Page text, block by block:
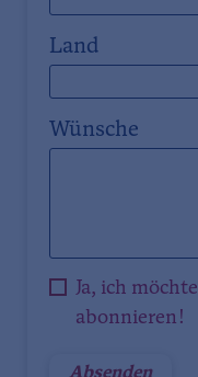
Land
Wünsche
Ja, ich
abonnieren!